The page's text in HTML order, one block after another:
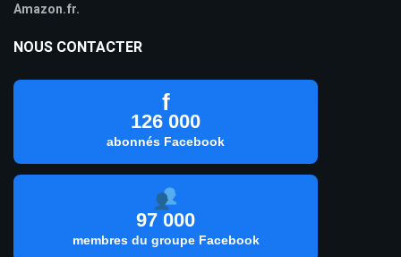
Amazon.fr.
NOUS CONTACTER
f
126 000
abonnés Facebook
97 000
membres du groupe Facebook